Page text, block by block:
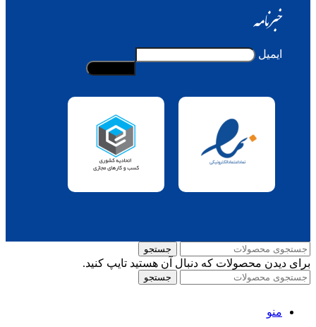
خبرنامه
ایمیل
جستجو
برای دیدن محصولات که دنبال آن هستید تایپ کنید.
جستجو
منو